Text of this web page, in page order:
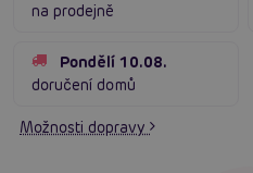
na prodejně
Pondělí 10.08.
doručení domů
Možnosti dopravy